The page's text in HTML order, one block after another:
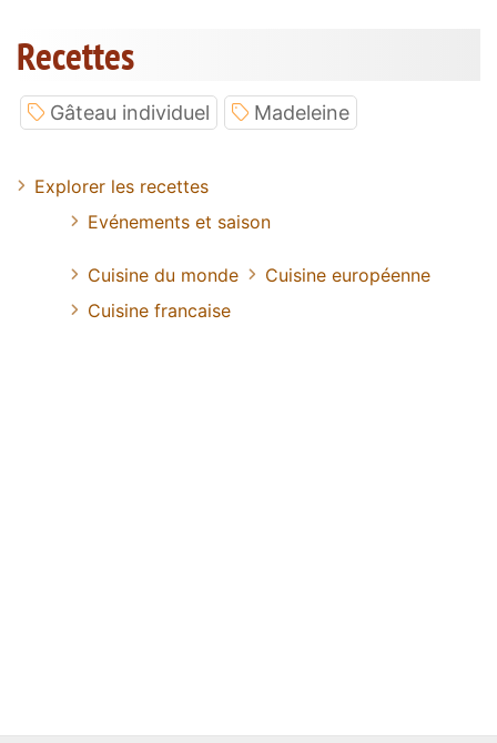
Recettes
Gâteau individuel Madeleine
Explorer les recettes
Evénements et saison
Cuisine du monde
Cuisine européenne
Cuisine francaise